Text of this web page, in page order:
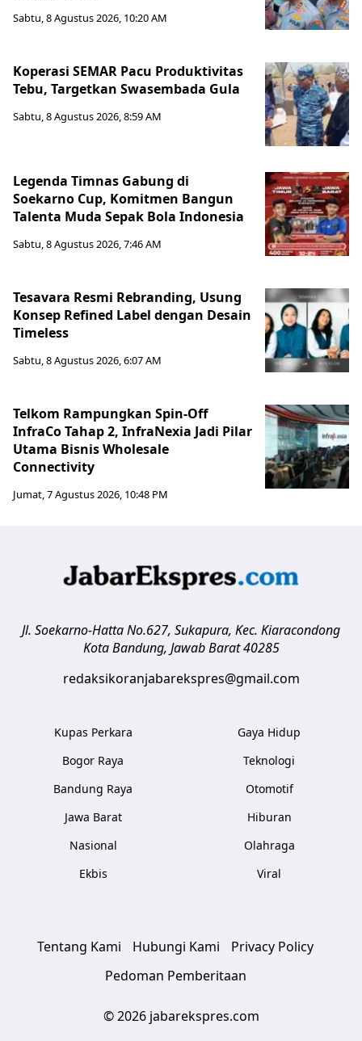
Sabtu, 8 Agustus 2026, 10:20 AM
Koperasi SEMAR Pacu Produktivitas
Tebu, Targetkan Swasembada Gula
Sabtu, 8 Agustus 2026, 8:59 AM
Legenda Timnas Gabung di
Soekarno Cup, Komitmen Bangun
Talenta Muda Sepak Bola Indonesia
Sabtu, 8 Agustus 2026, 7:46 AM
Tesavara Resmi Rebranding, Usung
Konsep Refined Label dengan Desain
Timeless
Sabtu, 8 Agustus 2026, 6:07 AM
Telkom Rampungkan Spin-Off
InfraCo Tahap 2, InfraNexia Jadi Pilar
Utama Bisnis Wholesale
Connectivity
Jumat, 7 Agustus 2026, 10:48 PM
Jl. Soekarno-Hatta No.627, Sukapura, Kec. Kiaracondong
Kota Bandung, Jawab Barat 40285
redaksikoranjabarekspres@gmail.com
Kupas Perkara
Bogor Raya
Bandung Raya
Jawa Barat
Nasional
Ekbis
Gaya Hidup
Teknologi
Otomotif
Hiburan
Olahraga
Viral
Tentang Kami Hubungi Kami
Privacy Policy
Pedoman Pemberitaan
© 2026 jabarekspres.com